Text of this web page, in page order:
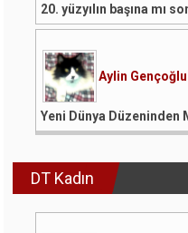
20. yüzyılın başına mı
Aylin Gençoğlu
Yeni Dünya Düzeninden
DT Kadın